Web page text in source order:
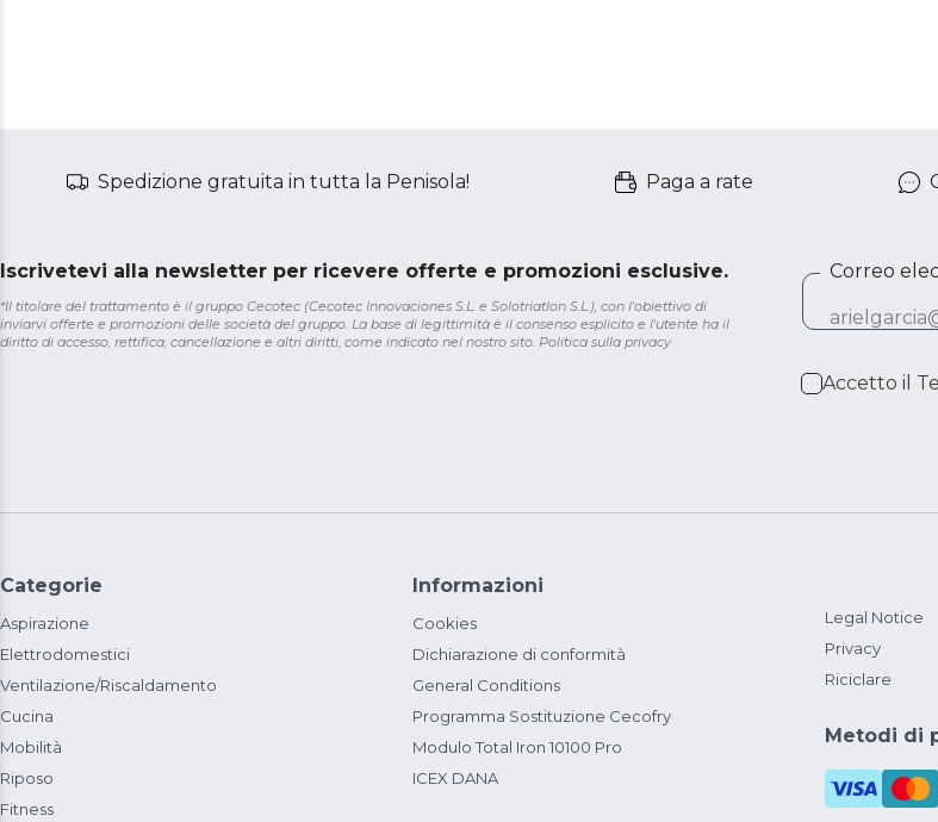
Spedizione gratuita in tutta la Penisola! Paga a rate
Iscrivetevi alla newsletter per ricevere offerte e promozioni esclusive.
*Il titolare del trattamento è il gruppo Cecotec (Cecotec Innovaciones S.L. e Solotriatlon S.L.), con l'obiettivo di
inviarvi offerte e promozioni delle società del gruppo. La base di legittimità è il consenso esplicito e l'utente ha il
diritto di accesso, rettifica, cancellazione e altri diritti, come indicato nel nostro sito. Politica sulla privacy
Correo
Accetto il
Categorie
Aspirazione
Elettrodomestici
Ventilazione/Riscaldamento
Cucina
Mobilità
Riposo
Fitness
Informazioni
Cookies
Dichiarazione di conformità
General Conditions
Programma Sostituzione Cecofry
Modulo Total Iron 10100 Pro
ICEX DANA
Legal Notice
Privacy
Riciclare
Metodi di